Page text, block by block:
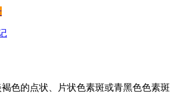
色的点状、片状色素斑或青黑色色素